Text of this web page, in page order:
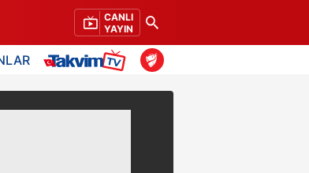
CANLI
YAYIN